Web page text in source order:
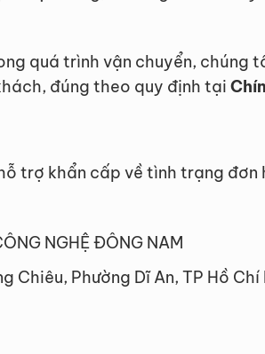
quá trình vận chuyển, chúng
đúng theo quy định tại
trợ khẩn cấp về tình trạng
NGHỆ ĐÔNG NAM
Chiêu, Phường Dĩ An, TP Hồ